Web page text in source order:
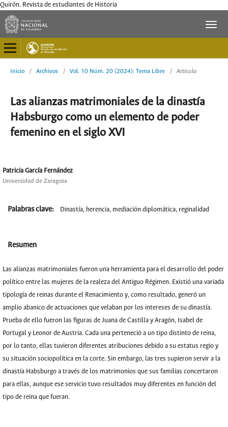
Quirón. Revista de estudiantes de Historia
Inicio / Archivos / Vol. 10 Núm. 20 (2024): Tema Libre / Artículo
Las alianzas matrimoniales de la dinastía
Habsburgo como un elemento de poder
femenino en el siglo XVI
Patricia García Fernández
Universidad de Zaragoza
Palabras clave: Dinastía, herencia, mediación diplomática, reginalidad
Resumen
Las alianzas matrimoniales fueron una herramienta para el desarrollo del poder
político entre las mujeres de la realeza del Antiguo Régimen. Existió una variada
tipología de reinas durante el Renacimiento y, como resultado, generó un
amplio abanico de actuaciones que velaban por los intereses de su dinastía.
Prueba de ello fueron las figuras de Juana de Castilla y Aragón, Isabel de
Portugal y Leonor de Austria. Cada una perteneció a un tipo distinto de reina,
por lo tanto, ellas tuvieron diferentes atribuciones debido a su estatus regio y
su situación sociopolítica en la corte. Sin embargo, las tres supieron servir a la
dinastía Habsburgo a través de los matrimonios que sus familias concertaron
para ellas, aunque ese servicio tuvo resultados muy diferentes en función del
tipo de reina que fueran.